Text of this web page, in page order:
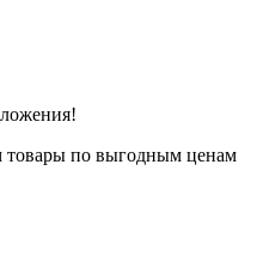
по выгодным ценам